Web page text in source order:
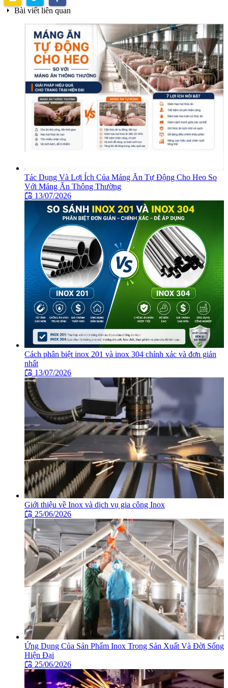
Bài viết liên quan
Tác Dụng Và Lợi Ích Của Máng Ăn Tự Động Cho Heo So
Với Máng Ăn Thông Thường
13/07/2026
Cách phân biệt inox 201 và inox 304 chính xác và đơn giản
nhất
13/07/2026
Giới thiệu về Inox và dịch vụ gia công Inox
25/06/2026
Ứng Dụng Của Sản Phẩm Inox Trong Sản Xuất Và Đời Sống
Hiện Đại
25/06/2026